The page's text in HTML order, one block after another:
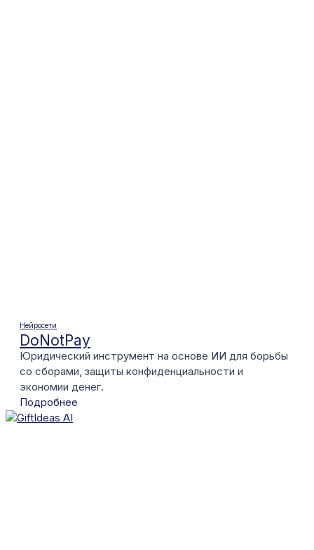
Нейросети
DoNotPay
Юридический инструмент на основе ИИ для борьбы
со сборами, защиты конфиденциальности и
экономии денег.
Подробнее